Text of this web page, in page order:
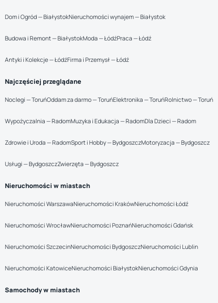
Dom i Ogród — BiałystokNieruchomości wynajem — Białystok
Budowa i Remont — BiałystokModa — ŁódźPraca — Łódź
Antyki i Kolekcje — ŁódźFirma i Przemysł — Łódź
Najczęściej przeglądane
Noclegi — ToruńOddam za darmo — ToruńElektronika — ToruńRolnictwo — Toruń
Wypożyczalnia — RadomMuzyka i Edukacja — RadomDla Dzieci — Radom
Zdrowie i Uroda — RadomSport i Hobby — BydgoszczMotoryzacja — Bydgoszcz
Usługi — BydgoszczZwierzęta — Bydgoszcz
Nieruchomości w miastach
Nieruchomości WarszawaNieruchomości KrakówNieruchomości Łódź
Nieruchomości WrocławNieruchomości PoznańNieruchomości Gdańsk
Nieruchomości SzczecinNieruchomości BydgoszczNieruchomości Lublin
Nieruchomości KatowiceNieruchomości BiałystokNieruchomości Gdynia
Samochody w miastach